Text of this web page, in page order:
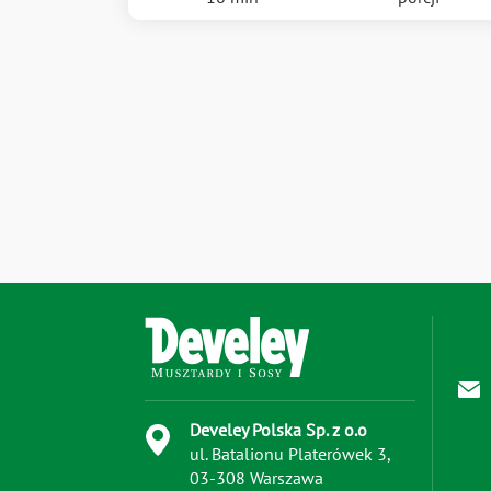
Develey Polska Sp. z o.o
ul. Batalionu Platerówek 3,
03-308 Warszawa